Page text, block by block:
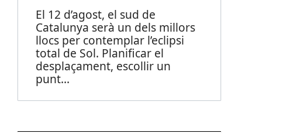
El 12 d’agost, el sud de
Catalunya serà un dels millors
llocs per contemplar l’eclipsi
total de Sol. Planificar el
desplaçament, escollir un
punt...